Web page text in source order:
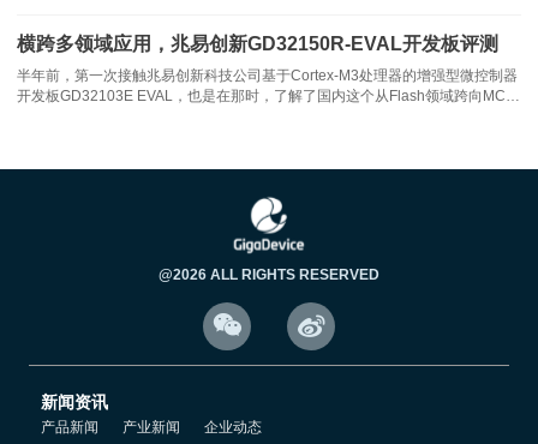
▲ GD32 系列产品性能对比
为I-TCM或D-TCM。用来放置想要加速的程序和数据，实现零等待
运行，提高系统的性能。还集成了64KB的L1-Cache(I-Cache，D-
Cache)高速缓存，其存储速度接近CPU核的工作速度，解决了CPU
和内存速度差距过大的问题，为运行复杂操作系统及高级算法提供了
GD32H7提供了多种安全加密功能，包括DES、三重DES、AES算法
及哈希算法，集成的RTDEC模块，还可以保护连接到AXI或AHB总线
件产品大奖!兆易创新 GD32 MCU是中国高
横跨多领域应用，兆易创新GD32150R-EVAL开发板评测
半年前，第一次接触兆易创新科技公司基于Cortex-M3处理器的增强型微控制器
开发板GD32103E EVAL，也是在那时，了解了国内这个从Flash领域跨向MCU
@2026 ALL RIGHTS RESERVED
 
新闻资讯
产品新闻 产业新闻 企业动态